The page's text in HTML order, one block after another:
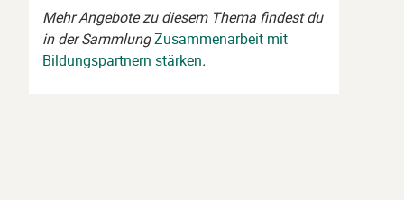
Mehr Angebote zu diesem Thema findest du
in der SammlungZusammenarbeit mit
Bildungspartnern stärken.